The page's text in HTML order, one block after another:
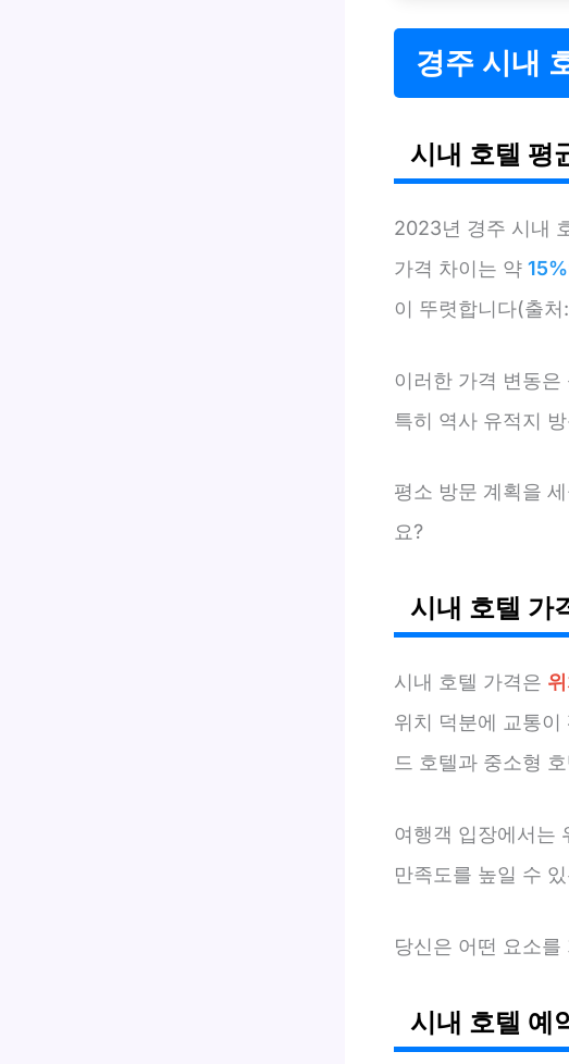
경주 시내
시내 호텔 평
2023년 경주 시내
가격 차이는 약 15%
이 뚜렷합니다(출
이러한 가격 변동
특히 역사 유적지
평소 방문 계획을
요?
시내 호텔 가
시내 호텔 가격은 위
위치 덕분에 교통
드 호텔과 중소형
여행객 입장에서는
만족도를 높일 수
당신은 어떤 요소
시내 호텔 예